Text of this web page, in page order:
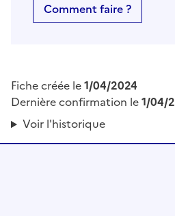
Comment faire ?
Fiche créée le1/04/2024
Dernière confirmation le1/04/
Voir l'historique